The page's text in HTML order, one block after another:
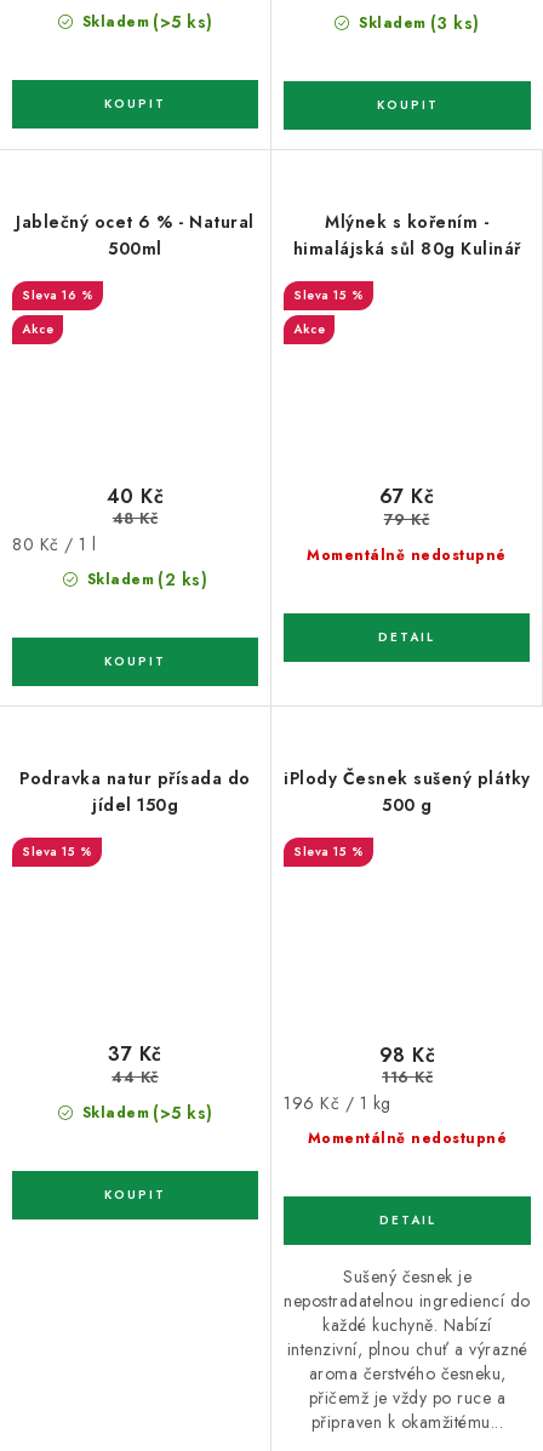
Skladem (>5 ks) Skladem (3 ks)
Jablečný ocet 6 % - Natural
500ml
16 %
Akce
Skladem (2 ks)
40 Kč
48 Kč
Měrná
80 Kč / 1 l
Mlýnek s kořením -
himalájská sůl 80g Kulinář
15 %
Akce
Momentálně nedostupné
67 Kč
79 Kč
Podravka natur přísada do
jídel 150g
15 %
Skladem (>5 ks)
37 Kč
44 Kč
iPlody Česnek sušený plátky
500 g
15 %
Momentálně nedostupné
98 Kč
116 Kč
Měrná
cena:
196 Kč / 1 kg
Sušený česnek je
nepostradatelnou ingrediencí do
každé kuchyně. Nabízí
intenzivní, plnou chuť a výrazné
aroma čerstvého česneku,
přičemž je vždy po ruce a
připraven k okamžitému...